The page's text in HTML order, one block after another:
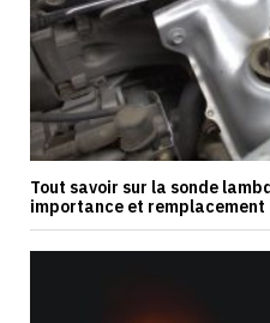
Tout savoir sur la sonde
importance et remplacement